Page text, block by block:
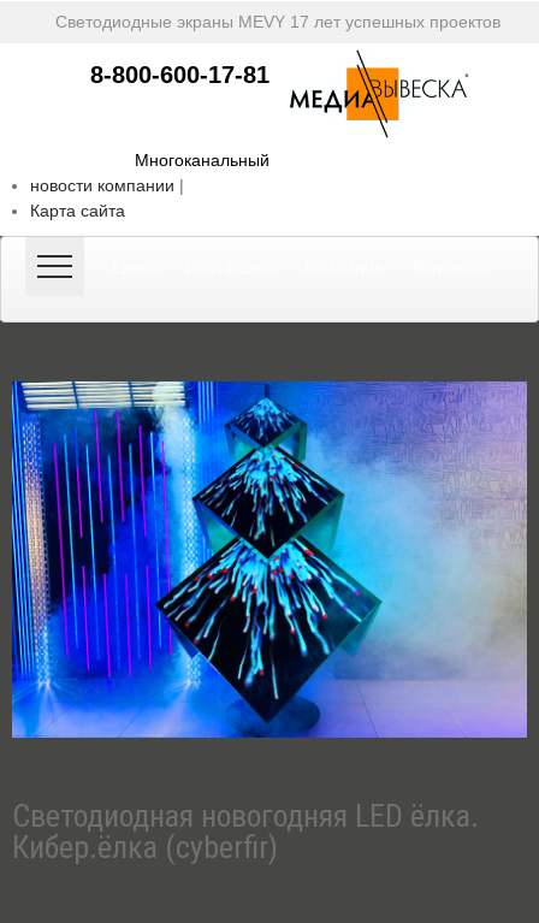
Светодиодные экраны MEVY 17 лет успешных проектов
8-800-600-17-81
Многоканальный
новости компании |
Карта сайта
Светодиодная новогодняя LED ёлка.
Кибер.ёлка (cyberfir)